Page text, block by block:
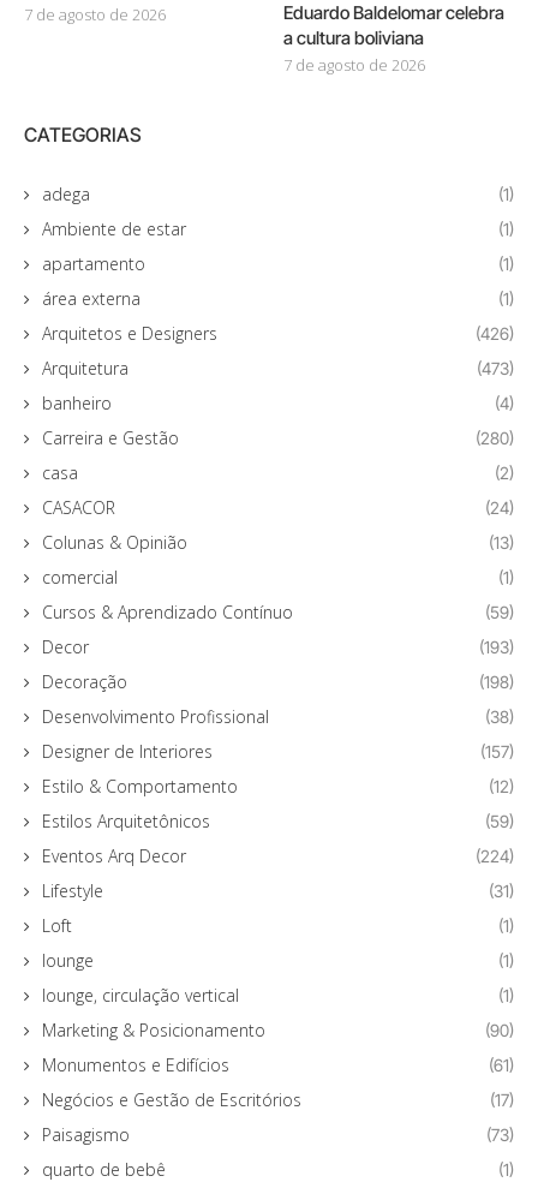
7 de agosto de 2026
Eduardo Baldelomar celebra
a cultura boliviana
7 de agosto de 2026
CATEGORIAS
adega (1)
Ambiente de estar (1)
apartamento (1)
área externa (1)
Arquitetos e Designers (426)
Arquitetura (473)
banheiro (4)
Carreira e Gestão (280)
casa (2)
CASACOR (24)
Colunas & Opinião (13)
comercial (1)
Cursos & Aprendizado Contínuo (59)
Decor (193)
Decoração (198)
Desenvolvimento Profissional (38)
Designer de Interiores (157)
Estilo & Comportamento (12)
Estilos Arquitetônicos (59)
Eventos Arq Decor (224)
Lifestyle (31)
Loft (1)
lounge (1)
lounge, circulação vertical (1)
Marketing & Posicionamento (90)
Monumentos e Edifícios (61)
Negócios e Gestão de Escritórios (17)
Paisagismo (73)
quarto de bebê (1)